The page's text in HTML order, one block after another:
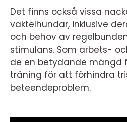
Det finns också vissa
vaktelhundar, inklusive
och behov av
stimulans. Som arbets-
de en betydande mängd
träning för att förhindra
beteendeproblem.